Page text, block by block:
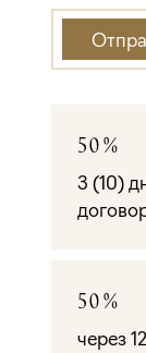
50%
3 (10)
50%
через